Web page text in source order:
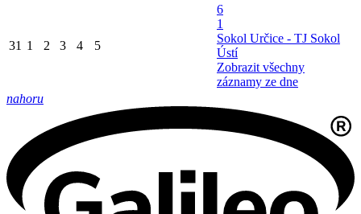
31 1 2 3 4 5
6
1
Sokol Určice - TJ Sokol
Ústí
Zobrazit všechny
záznamy ze dne
nahoru